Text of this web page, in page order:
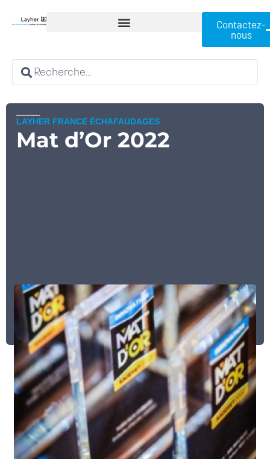
Contactez-
nous
LAYHER FRANCE ÉCHAFAUDAGES
Mat d’Or 2022